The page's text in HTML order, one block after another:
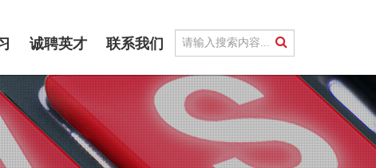
诚聘英才 联系我们